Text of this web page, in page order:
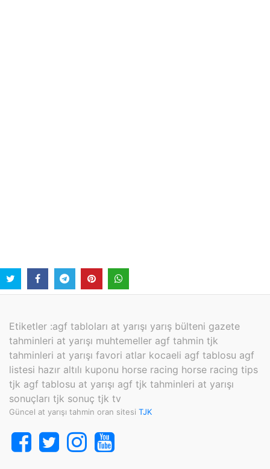
Etiketler :agf tabloları at yarışı yarış bülteni gazete
tahminleri at yarışı muhtemeller agf tahmin tjk
tahminleri at yarışı favori atlar kocaeli agf tablosu agf
listesi hazır altılı kuponu horse racing horse racing tips
tjk agf tablosu at yarışı agf tjk tahminleri at yarışı
sonuçları tjk sonuç tjk tv
Güncel at yarışı tahmin oran sitesi TJK